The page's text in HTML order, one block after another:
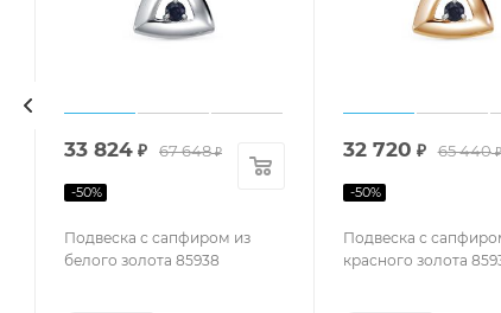
Подвеска с сапфиром из
белого золота 85938
33 824 ₽ 67 648₽
-50%
Подвеска с
красного золота
32 720 ₽ 65 440₽
-50%